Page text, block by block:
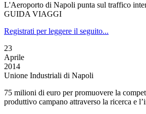
L'Aeroporto di Napoli punta sul traffico
GUIDA VIAGGI
Registrati per leggere il seguito...
23
Aprile
2014
Unione Industriali di Napoli
75 milioni di euro per promuovere la
produttivo campano attraverso la ricerca e